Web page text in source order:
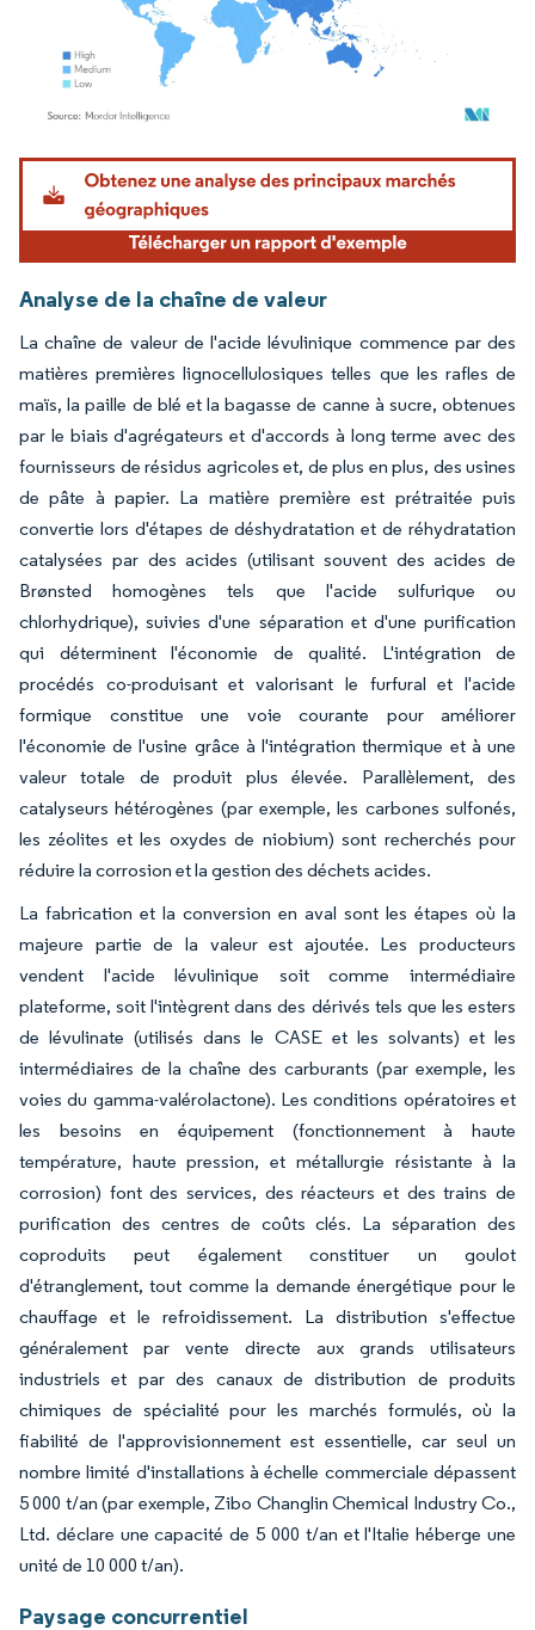
Image © Mordor Intelligence. La réutilisation nécessite une attribution sous CC BY
Analyse de la chaîne de valeur
La chaîne de valeur de l'acide lévulinique commence par des
matières premières lignocellulosiques telles que les rafles de
maïs, la paille de blé et la bagasse de canne à sucre, obtenues
par le biais d'agrégateurs et d'accords à long terme avec des
fournisseurs de résidus agricoles et, de plus en plus, des usines
de pâte à papier. La matière première est prétraitée puis
convertie lors d'étapes de déshydratation et de réhydratation
catalysées par des acides (utilisant souvent des acides de
Brønsted homogènes tels que l'acide sulfurique ou
chlorhydrique), suivies d'une séparation et d'une purification
qui déterminent l'économie de qualité. L'intégration de
procédés co-produisant et valorisant le furfural et l'acide
formique constitue une voie courante pour améliorer
l'économie de l'usine grâce à l'intégration thermique et à une
valeur totale de produit plus élevée. Parallèlement, des
catalyseurs hétérogènes (par exemple, les carbones sulfonés,
les zéolites et les oxydes de niobium) sont recherchés pour
réduire la corrosion et la gestion des déchets acides.
La fabrication et la conversion en aval sont les étapes où la
majeure partie de la valeur est ajoutée. Les producteurs
vendent l'acide lévulinique soit comme intermédiaire
plateforme, soit l'intègrent dans des dérivés tels que les esters
de lévulinate (utilisés dans le CASE et les solvants) et les
intermédiaires de la chaîne des carburants (par exemple, les
voies du gamma-valérolactone). Les conditions opératoires et
les besoins en équipement (fonctionnement à haute
température, haute pression, et métallurgie résistante à la
corrosion) font des services, des réacteurs et des trains de
purification des centres de coûts clés. La séparation des
coproduits peut également constituer un goulot
d'étranglement, tout comme la demande énergétique pour le
chauffage et le refroidissement. La distribution s'effectue
généralement par vente directe aux grands utilisateurs
industriels et par des canaux de distribution de produits
chimiques de spécialité pour les marchés formulés, où la
fiabilité de l'approvisionnement est essentielle, car seul un
nombre limité d'installations à échelle commerciale dépassent
5 000 t/an (par exemple, Zibo Changlin Chemical Industry Co.,
Ltd. déclare une capacité de 5 000 t/an et l'Italie héberge une
unité de 10 000 t/an).
Paysage concurrentiel